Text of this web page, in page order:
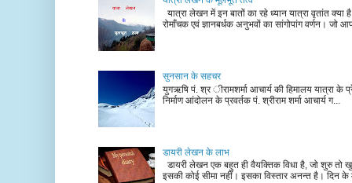
यात्रा लेखन में इन बातों का रहे ध्यान यात्रा वृतांत क्या
रोमाँचक एवं ज्ञानबर्धक अनुभवों का सांगोपांग वर्णन। जो
सुनसान के सहचर
युगऋषि पं. श्र ीरामशर्मा आचार्य की हिमालय यात्रा के
निर्माण आंदोलन के प्रवर्तक पं. श्रीराम शर्मा आचार्य ग...
डायरी लेखन के लाभ
डायरी लेखन एक बहुत ही वैयक्तिक विधा है, जो शुरु तो
इसकी कोई सीमा नहीं। इसका विस्तार अनन्त है। दिन के